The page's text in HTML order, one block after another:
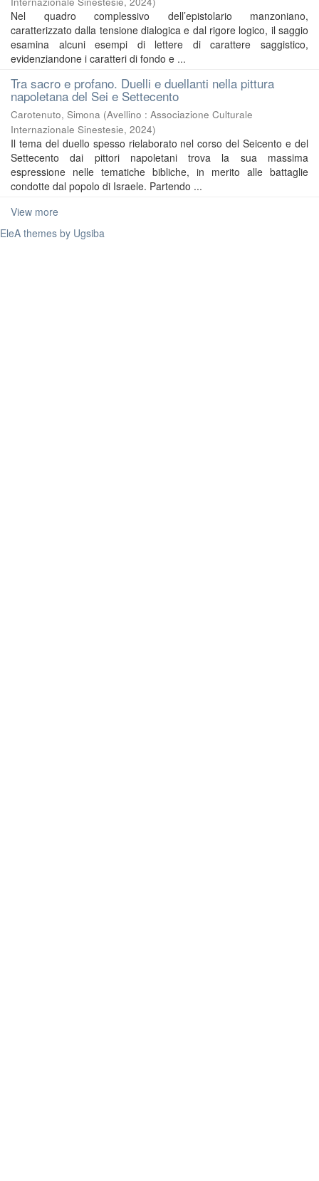
Nel quadro complessivo dell’epistolario manzoniano,
caratterizzato dalla tensione dialogica e dal rigore logico, il saggio
esamina alcuni esempi di lettere di carattere saggistico,
evidenziandone i caratteri di fondo e ...
Tra sacro e profano. Duelli e duellanti nella pittura
napoletana del Sei e Settecento
Carotenuto, Simona (Avellino : Associazione Culturale
Internazionale Sinestesie, 2024)
Il tema del duello spesso rielaborato nel corso del Seicento e del
Settecento dai pittori napoletani trova la sua massima
espressione nelle tematiche bibliche, in merito alle battaglie
condotte dal popolo di Israele. Partendo ...
View more
EleA themes by Ugsiba